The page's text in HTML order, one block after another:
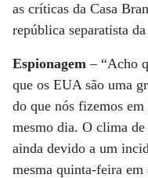
as críticas da Casa
república separatista
Espionagem – “Acho
que os EUA são uma
do que nós fizemos
mesmo dia. O clima
ainda devido a um
mesma quinta-feira